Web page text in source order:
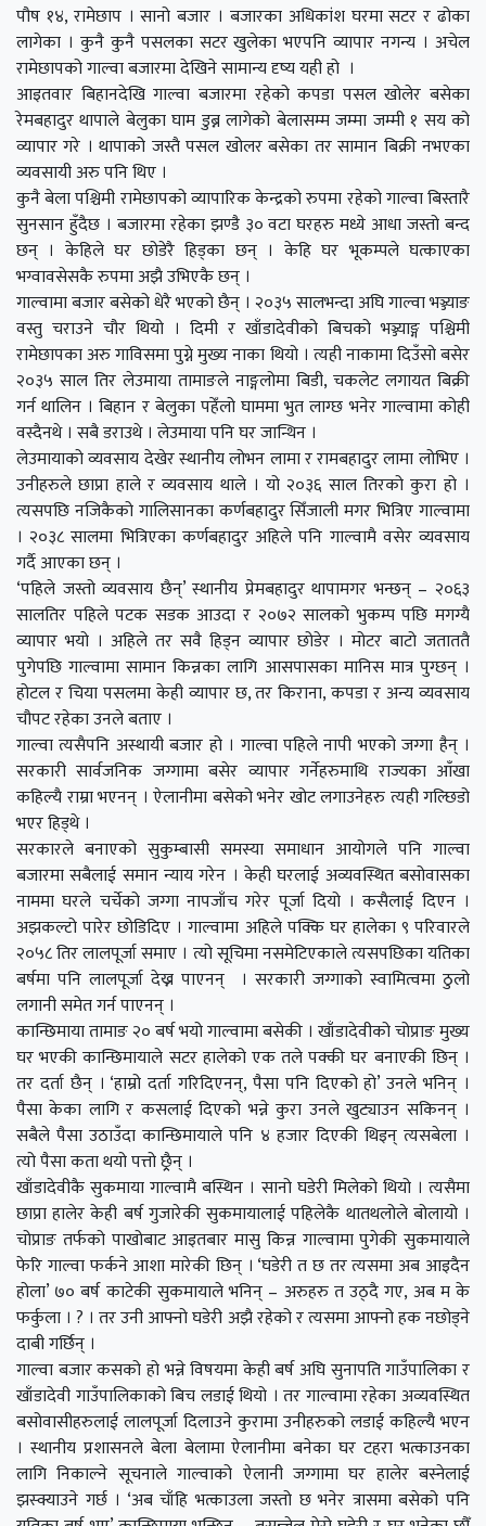
पौष १४, रामेछाप । सानो बजार । बजारका अधिकांश घरमा सटर र ढोका
लागेका । कुनै कुनै पसलका सटर खुलेका भएपनि व्यापार नगन्य । अचेल
रामेछापको गाल्वा बजारमा देखिने सामान्य दृष्य यही हो ।
आइतवार बिहानदेखि गाल्वा बजारमा रहेको कपडा पसल खोलेर बसेका
रेमबहादुर थापाले बेलुका घाम डुब्न लागेको बेलासम्म जम्मा जम्मी १ सय को
व्यापार गरे । थापाको जस्तै पसल खोलर बसेका तर सामान बिक्री नभएका
व्यवसायी अरु पनि थिए ।
कुनै बेला पश्चिमी रामेछापको व्यापारिक केन्द्रको रुपमा रहेको गाल्वा बिस्तारै
सुनसान हुँदैछ । बजारमा रहेका झण्डै ३० वटा घरहरु मध्ये आधा जस्तो बन्द
छन् । केहिले घर छोडेरै हिड्का छन् । केहि घर भूकम्पले घत्काएका
भग्वावसेसकै रुपमा अझै उभिएकै छन् ।
गाल्वामा बजार बसेको धेरै भएको छैन् । २०३५ सालभन्दा अघि गाल्वा भञ्ज्याङ
वस्तु चराउने चौर थियो । दिमी र खाँडादेवीको बिचको भञ्ज्याङ्ग पश्चिमी
रामेछापका अरु गाविसमा पुग्ने मुख्य नाका थियो । त्यही नाकामा दिउँसो बसेर
२०३५ साल तिर लेउमाया तामाङले नाङ्गलोमा बिडी, चकलेट लगायत बिक्री
गर्न थालिन । बिहान र बेलुका पहेँलो घाममा भुत लाग्छ भनेर गाल्वामा कोही
वस्दैनथे । सबै डराउथे । लेउमाया पनि घर जान्थिन ।
लेउमायाको व्यवसाय देखेर स्थानीय लोभन लामा र रामबहादुर लामा लोभिए ।
उनीहरुले छाप्रा हाले र व्यवसाय थाले । यो २०३६ साल तिरको कुरा हो ।
त्यसपछि नजिकैको गालिसानका कर्णबहादुर सिँजाली मगर भित्रिए गाल्वामा
। २०३८ सालमा भित्रिएका कर्णबहादुर अहिले पनि गाल्वामै वसेर व्यवसाय
गर्दै आएका छन् ।
‘पहिले जस्तो व्यवसाय छैन्’ स्थानीय प्रेमबहादुर थापामगर भन्छन् – २०६३
सालतिर पहिले पटक सडक आउदा र २०७२ सालको भुकम्प पछि मगग्यै
व्यापार भयो । अहिले तर सवै हिड्न व्यापार छोडेर । मोटर बाटो जताततै
पुगेपछि गाल्वामा सामान किन्नका लागि आसपासका मानिस मात्र पुग्छन् ।
होटल र चिया पसलमा केही व्यापार छ, तर किराना, कपडा र अन्य व्यवसाय
चौपट रहेका उनले बताए ।
गाल्वा त्यसैपनि अस्थायी बजार हो । गाल्वा पहिले नापी भएको जग्गा हैन् ।
सरकारी सार्वजनिक जग्गामा बसेर व्यापार गर्नेहरुमाथि राज्यका आँखा
कहिल्यै राम्रा भएनन् । ऐलानीमा बसेको भनेर खोट लगाउनेहरु त्यही गल्छिडो
भएर हिड्थे ।
सरकारले बनाएको सुकुम्बासी समस्या समाधान आयोगले पनि गाल्वा
बजारमा सबैलाई समान न्याय गरेन । केही घरलाई अव्यवस्थित बसोवासका
नाममा घरले चर्चेको जग्गा नापजाँच गरेर पूर्जा दियो । कसैलाई दिएन ।
अझकल्टो पारेर छोडिदिए । गाल्वामा अहिले पक्कि घर हालेका ९ परिवारले
२०५८ तिर लालपूर्जा समाए । त्यो सूचिमा नसमेटिएकाले त्यसपछिका यतिका
बर्षमा पनि लालपूर्जा देख्न पाएनन् । सरकारी जग्गाको स्वामित्वमा ठुलो
लगानी समेत गर्न पाएनन् ।
कान्छिमाया तामाङ २० बर्ष भयो गाल्वामा बसेकी । खाँडादेवीको चोप्राङ मुख्य
घर भएकी कान्छिमायाले सटर हालेको एक तले पक्की घर बनाएकी छिन् ।
तर दर्ता छैन् । ‘हाम्रो दर्ता गरिदिएनन्, पैसा पनि दिएको हो’ उनले भनिन् ।
पैसा केका लागि र कसलाई दिएको भन्ने कुरा उनले खुट्याउन सकिनन् ।
सबैले पैसा उठाउँदा कान्छिमायाले पनि ४ हजार दिएकी थिइन् त्यसबेला ।
त्यो पैसा कता थयो पत्तो छ्र्रैन् ।
खाँडादेवीकै सुकमाया गाल्वामै बस्थिन । सानो घडेरी मिलेको थियो । त्यसैमा
छाप्रा हालेर केही बर्ष गुजारेकी सुकमायालाई पहिलेकै थातथलोले बोलायो ।
चोप्राङ तर्फको पाखोबाट आइतबार मासु किन्न गाल्वामा पुगेकी सुकमायाले
फेरि गाल्वा फर्कने आशा मारेकी छिन् । ‘घडेरी त छ तर त्यसमा अब आइदैन
होला’ ७० बर्ष काटेकी सुकमायाले भनिन् – अरुहरु त उठ्दै गए, अब म के
फर्कुला । ? । तर उनी आफ्नो घडेरी अझै रहेको र त्यसमा आफ्नो हक नछोड्ने
दाबी गर्छिन् ।
गाल्वा बजार कसको हो भन्ने विषयमा केही बर्ष अघि सुनापति गाउँपालिका र
खाँडादेवी गाउँपालिकाको बिच लडाई थियो । तर गाल्वामा रहेका अव्यवस्थित
बसोवासीहरुलाई लालपूर्जा दिलाउने कुरामा उनीहरुको लडाई कहिल्यै भएन
। स्थानीय प्रशासनले बेला बेलामा ऐलानीमा बनेका घर टहरा भत्काउनका
लागि निकाल्ने सूचनाले गाल्वाको ऐलानी जग्गामा घर हालेर बस्नेलाई
झस्क्याउने गर्छ । ‘अब चाँहि भत्काउला जस्तो छ भनेर त्रासमा बसेको पनि